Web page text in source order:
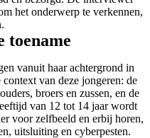
het onderwerp te verkennen,
toename
vanuit haar achtergrond in
van deze jongeren: de
broers en zussen, en de
van 12 tot 14 jaar wordt
voor zelfbeeld en erbij horen,
uitsluiting en cyberpesten.